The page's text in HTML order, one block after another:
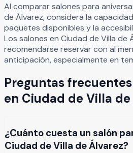
Al comparar salones para
de Álvarez, considera la
paquetes disponibles y la
Los salones en Ciudad de Villa de
recomendarse reservar con al
anticipación, especialmente en
Preguntas
en Ciudad de Villa
¿Cuánto cuesta un salón
Ciudad de Villa de Álvarez?